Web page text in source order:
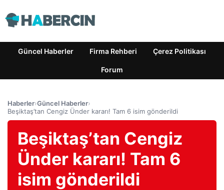
Güncel Haberler Firma Rehberi Çerez Politikası
Forum
Haberler›Güncel Haberler›
Beşiktaş’tan Cengiz Ünder kararı! Tam 6 isim gönderildi
Beşiktaş’tan Cengiz
Ünder kararı! Tam 6
isim gönderildi